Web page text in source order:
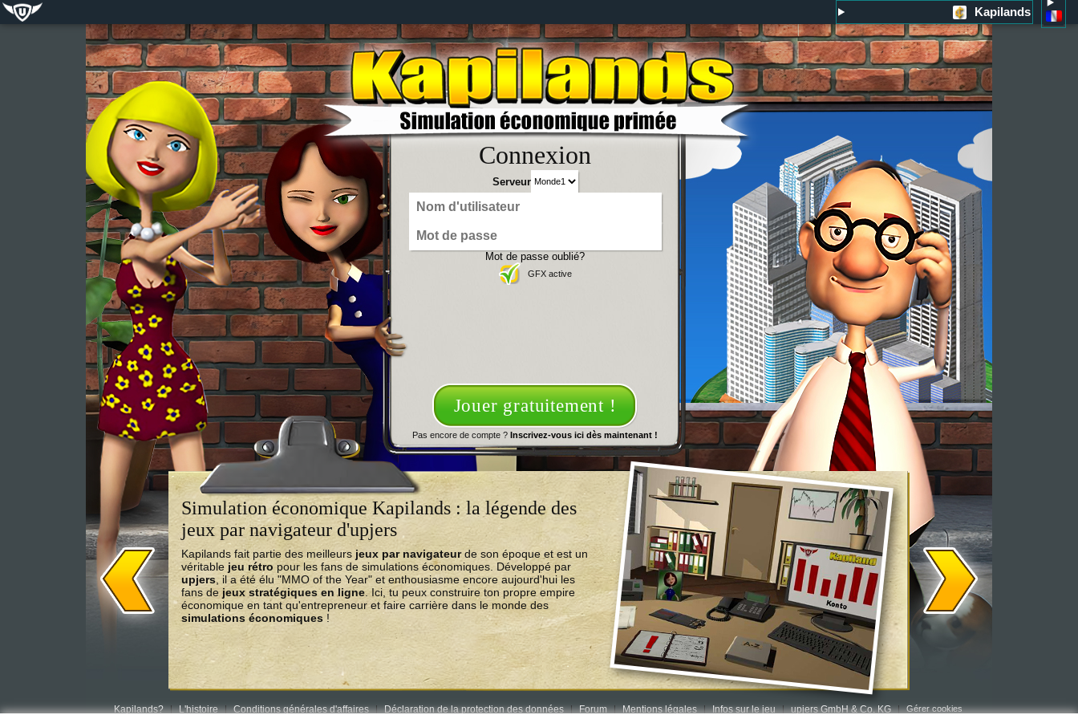
Kapilands
Connexion
Serveur
Mot de passe oublié?
GFX active
Jouer gratuitement !
Pas encore de compte ? Inscrivez-vous ici dès maintenant !
Simulation économique Kapilands : la légende des
jeux par navigateur d'upjers
Kapilands fait partie des meilleurs jeux par navigateurde son époque et est un
véritable jeu rétro pour les fans de simulations économiques. Développé par
upjers, il a été élu "MMO of the Year" et enthousiasme encore aujourd'hui les
fans dejeux stratégiques en ligne. Ici, tu peux construire ton propre empire
économique en tant qu'entrepreneur et faire carrière dans le monde des
simulations économiques !
Kapilands? L'histoire Conditions générales d'affaires Déclaration de la protection des données Forum Mentions légales Infos sur le jeu upjers GmbH & Co. KG Gérer cookies